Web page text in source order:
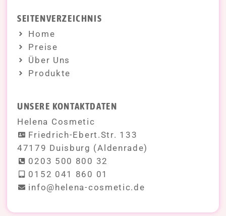
SEITENVERZEICHNIS
Home
Preise
Über Uns
Produkte
UNSERE KONTAKTDATEN
Helena Cosmetic
Friedrich-Ebert.Str. 133
47179 Duisburg (Aldenrade)
0203 500 800 32
0152 041 860 01
info@helena-cosmetic.de